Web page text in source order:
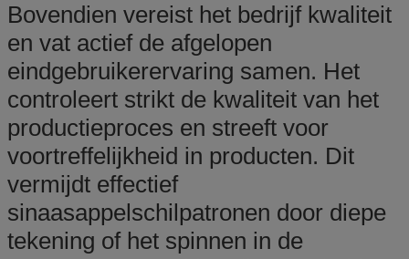
Bovendien vereist het bedrijf kwaliteit
en vat actief de afgelopen
eindgebruikerervaring samen. Het
controleert strikt de kwaliteit van het
productieproces en streeft voor
voortreffelijkheid in producten. Dit
vermijdt effectief
sinaasappelschilpatronen door diepe
tekening of het spinnen in de